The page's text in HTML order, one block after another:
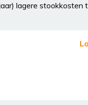
lagere stookkosten